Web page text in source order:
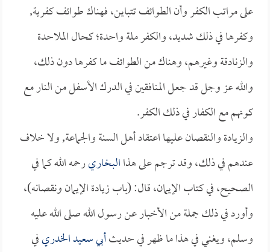
على مراتب الكفر وأن الطوائف تتباين، فهناك طوائف كفرية,
وكفرها في ذلك شديد، والكفر ملة واحدة؛ كحال الملاحدة
والزنادقة وغيرهم، وهناك من الطوائف ما كفرها دون ذلك،
والله عز وجل قد جعل المنافقين في الدرك الأسفل من النار مع
كونهم مع الكفار في ذلك الكفر.
والزيادة والنقصان عليها اعتقاد أهل السنة والجماعة, ولا خلاف
عندهم في ذلك، وقد ترجم على هذاالبخاريرحمه الله كما في
الصحيح، في كتاب الإيمان، قال: (باب زيادة الإيمان ونقصانه)،
وأورد في ذلك جملة من الأخبار عن رسول الله صلى الله عليه
وسلم، ويغني في هذا ما ظهر في حديثأبي سعيد الخدريفي